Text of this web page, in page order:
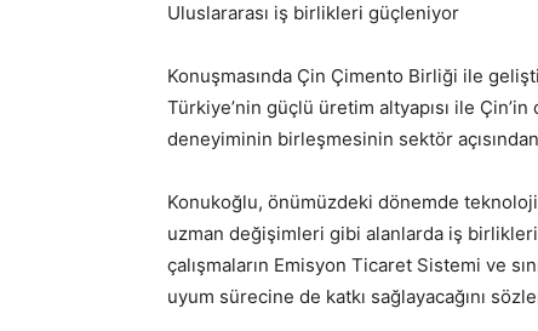
Uluslararası iş birlikleri güçleniyor
Konuşmasında Çin Çimento Birliği ile
Türkiye’nin güçlü üretim altyapısı ile
deneyiminin birleşmesinin sektör
Konukoğlu, önümüzdeki dönemde
uzman değişimleri gibi alanlarda iş
çalışmaların Emisyon Ticaret Sistemi ve
uyum sürecine de katkı sağlayacağını